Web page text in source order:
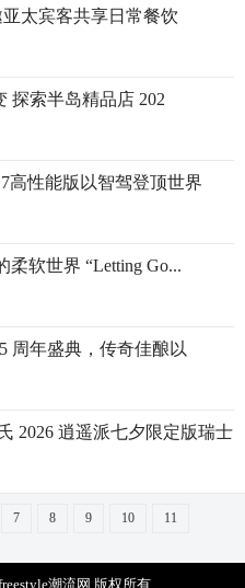
太宾客共享日常餐饮
探索半岛精品店 202
高性能版以智驾登顶世界
柔软世界 “Letting Go...
周年盛典，传奇佳酿以
2026 逍遥派七夕限定版瑞士
7 8 9 10
11
潮流网 版权所有